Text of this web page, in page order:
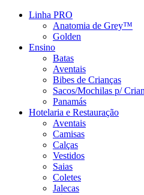
Linha PRO
Anatomia de Grey™
Golden
Ensino
Batas
Aventais
Bibes de Crianças
Sacos/Mochilas p/
Panamás
Hotelaria e Restauração
Aventais
Camisas
Calças
Vestidos
Saias
Coletes
Jalecas